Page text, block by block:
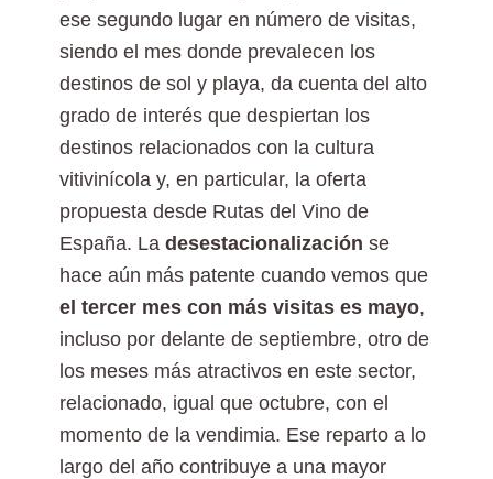
ese segundo lugar en número de visitas,
siendo el mes donde prevalecen los
destinos de sol y playa, da cuenta del alto
grado de interés que despiertan los
destinos relacionados con la cultura
vitivinícola y, en particular, la oferta
propuesta desde Rutas del Vino de
España. La desestacionalización se
hace aún más patente cuando vemos que
el tercer mes con más visitas es mayo,
incluso por delante de septiembre, otro de
los meses más atractivos en este sector,
relacionado, igual que octubre, con el
momento de la vendimia. Ese reparto a lo
largo del año contribuye a una mayor